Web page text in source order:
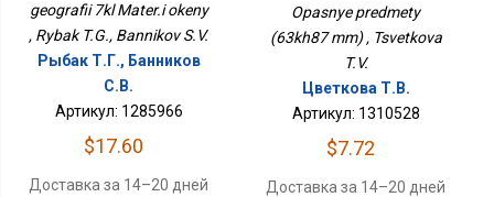
geografii 7kl Mater.i okeny
, Rybak T.G., Bannikov S.V.
Рыбак Т.Г., Банников
С.В.
Артикул: 1285966
$17.60
Доставка за 14–20 дней
Opasnye predmety
(63kh87 mm) , Tsvetkova
T.V.
Цветкова Т.В.
Артикул: 1310528
$7.72
Доставка за 14–20 дней